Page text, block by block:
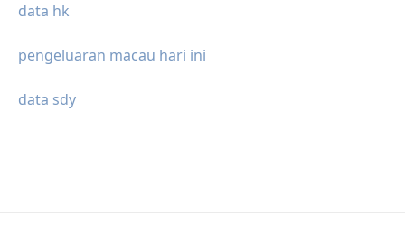
data hk
pengeluaran macau hari ini
data sdy